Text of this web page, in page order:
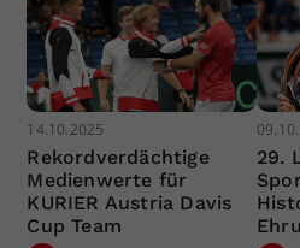
14.10.2025
Rekordverdächtige
Medienwerte für
KURIER Austria Davis
Cup Team
29.